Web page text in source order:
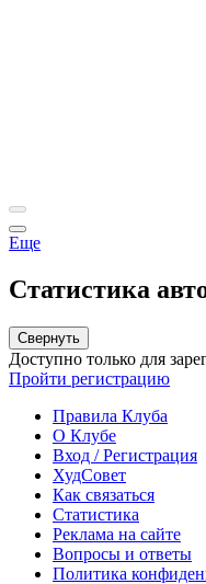
Еще
Статистика
Свернуть
Доступно только для
Пройти регистрацию
Правила Клуба
О Клубе
Вход / Регистрация
ХудСовет
Как связаться
Статистика
Реклама на сайте
Вопросы и ответы
Политика